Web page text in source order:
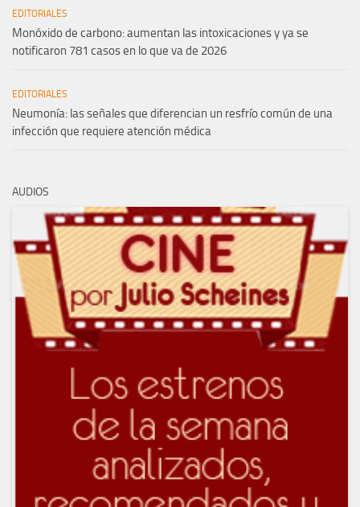
EDITORIALES
Monóxido de carbono: aumentan las intoxicaciones y ya se
notificaron 781 casos en lo que va de 2026
EDITORIALES
Neumonía: las señales que diferencian un resfrío común de una
infección que requiere atención médica
AUDIOS